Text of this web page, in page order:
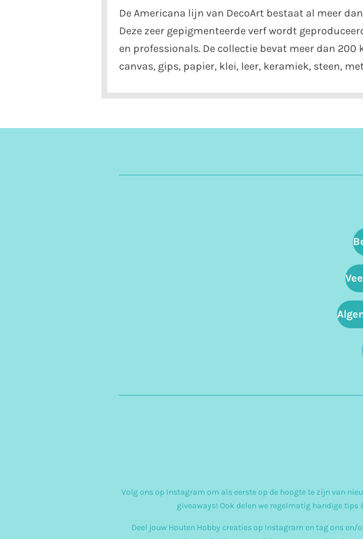
De Americana lijn van DecoArt bestaat al meer
Deze zeer gepigmenteerde verf wordt
en professionals. De collectie bevat meer dan
canvas, gips, papier, klei, leer, keramiek, steen,
Volg ons op Instagram om als eerste op de hoogte te zijn van
giveaways! Ook delen we regelmatig handige tips
Deel jouw Houten Hobby creaties op Instagram en tag ons en/